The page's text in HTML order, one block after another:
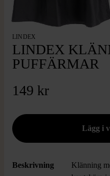
LINDEX
LINDEX
PUFFÄRMAR
149 kr
Beskrivning
Klänning